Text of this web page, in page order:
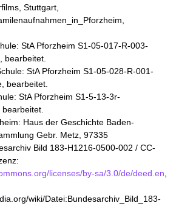
Stuttgart,
StA Pforzheim S1-05-017-R-003-
bearbeitet.
StA Pforzheim S1-05-028-R-001-
bearbeitet.
StA Pforzheim S1-5-13-3r-
Haus der Geschichte Baden-
Gebr. Metz, 97335
Bild 183-H1216-0500-002 / CC-
licenses/by-sa/3.0/de/deed.en
wiki/Datei:Bundesarchiv_Bild_183-